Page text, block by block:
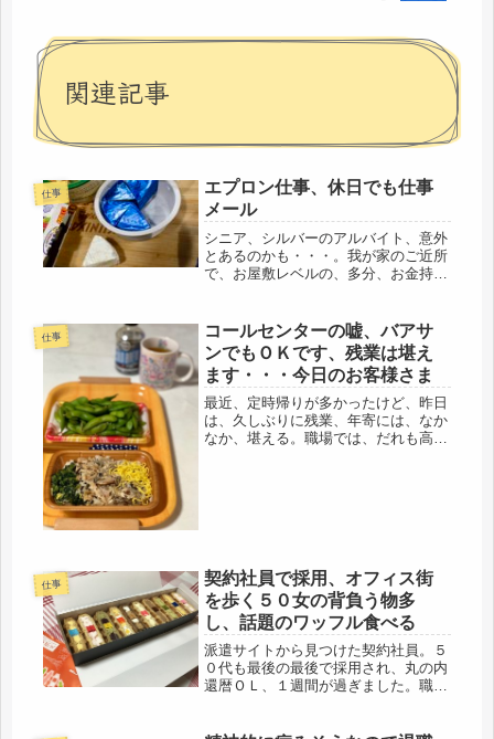
関連記事
仕事
エプロン仕事、休日でも仕事
メール
シニア、シルバーのアルバイト、意外
とあるのかも・・・。我が家のご近所
で、お屋敷レベルの、多分、お金持ち
会釈しようと見た方向に、ちょうど、
洗濯物が見えることに。すると、私が
総...
仕事
コールセンターの嘘、バアサ
ンでもＯＫです、残業は堪え
ます・・・今日のお客様さま
最近、定時帰りが多かったけど、昨日
は、久しぶりに残業、年寄には、なか
なか、堪える。職場では、だれも高齢
仕事
契約社員で採用、オフィス街
を歩く５０女の背負う物多
し、話題のワッフル食べる
派遣サイトから見つけた契約社員。５
０代も最後の最後で採用され、丸の内
還暦ＯＬ、１週間が過ぎました。職場